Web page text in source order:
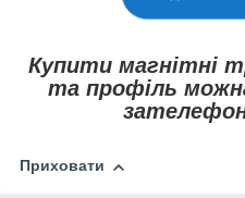
Купити магнітні
та профіль
Приховати